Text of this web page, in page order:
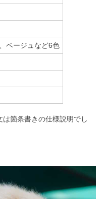
ベージュなど6色
箇条書きの仕様説明でし